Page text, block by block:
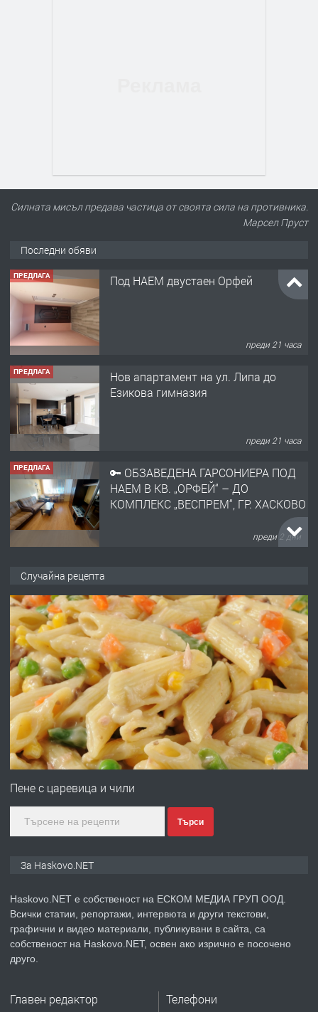
Силната мисъл предава частица от своята сила на противника.
Марсел Пруст
Последни обяви
ПРЕДЛАГА Под НАЕМ двустаен Орфей
преди 21 часа
ПРЕДЛАГА
Нов апартамент на ул. Липа до
Езикова гимназия
преди 21 часа
ПРЕДЛАГА
🔑 ОБЗАВЕДЕНА ГАРСОНИЕРА ПОД
НАЕМ В КВ. „ОРФЕЙ“ – ДО
КОМПЛЕКС „ВЕСПРЕМ“, ГР. ХАСКОВО
преди 2 дни
АПАРТАМЕНТ В ЦЕНТЪРА НА ГР.
ХАСКОВО
преди 3 дни
ПРЕДЛАГА Давам гараж под наем
преди 3 дни
ПРЕДЛАГА
№4120 Магазин/Офис под наем в кв.
градската градина!
преди 4 дни
ПРЕДЛАГА
Продавам парцел в гр. Хасково кв.
Случайна рецепта
Пене с царевица и чили
Търси
За Haskovo.NET
Haskovo.NET е собственост на ЕСКОМ МЕДИА ГРУП ООД.
Всички статии, репортажи, интервюта и други текстови,
графични и видео материали, публикувани в сайта, са
собственост на Haskovo.NET, освен ако изрично е посочено
друго.
Главен редактор Телефони